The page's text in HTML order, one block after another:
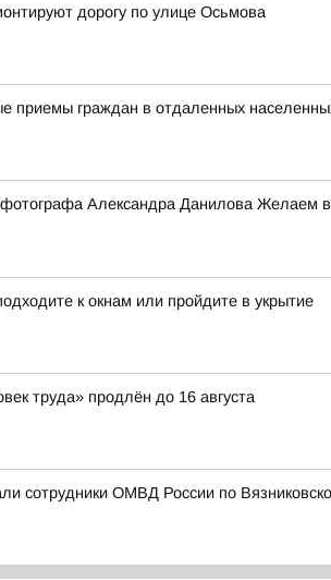
дорогу по улице Осьмова
приемы граждан в отдаленных
Александра Данилова Желаем
к окнам или пройдите в укрытие
труда» продлён до 16 августа
сотрудники ОМВД России по